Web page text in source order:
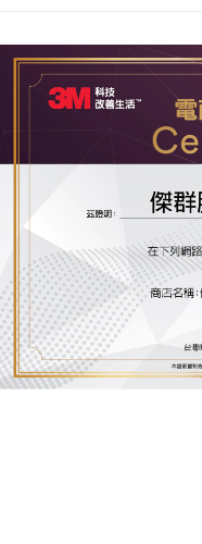
每筆NT$60
7-11取貨付款
新竹物流(大件商品、貨量
每筆NT$200，滿